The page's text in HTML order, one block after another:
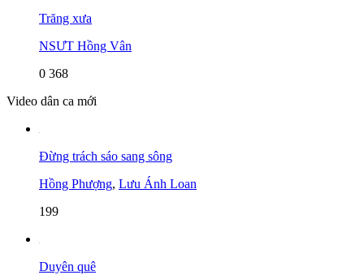
Trăng xưa
NSƯT Hồng Vân
0 368
Video dân ca mới
Đừng trách sáo sang sông
Hồng Phượng, Lưu Ánh Loan
199
Duyên quê